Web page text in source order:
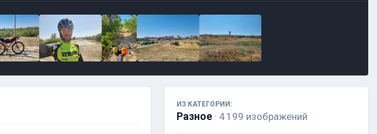
ИЗ КАТЕГОРИИ:
Разное · 4 199 изображений